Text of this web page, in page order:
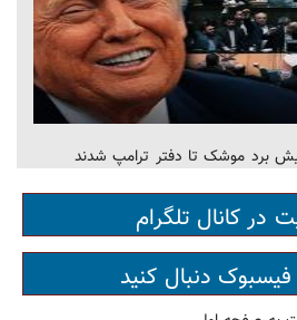
برد موشک تا دفتر ترامپ شدند
در کانال تلگرام
فیسبوک دنبال کنید